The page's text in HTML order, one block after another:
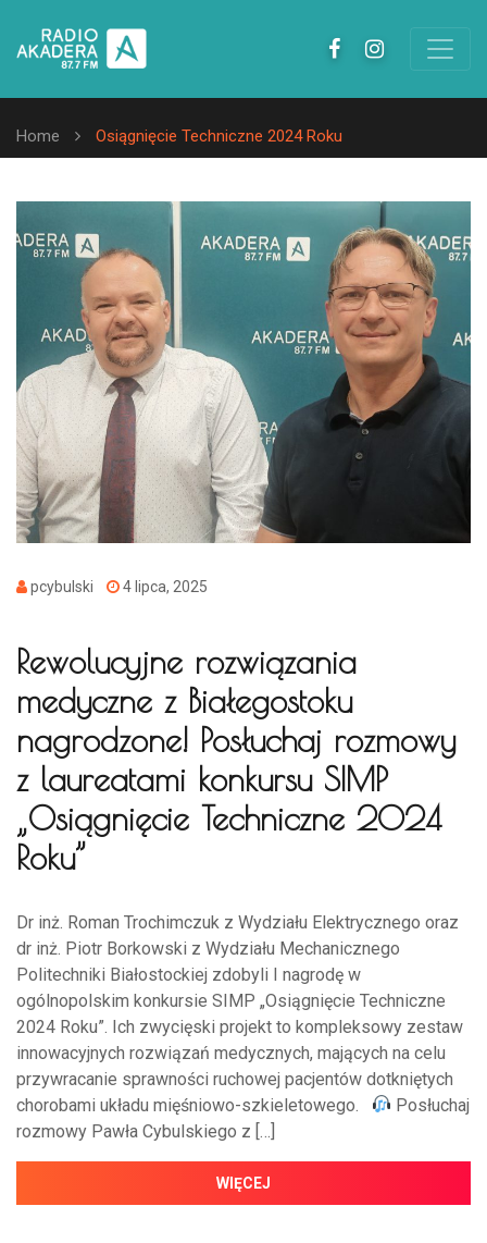
Home Osiągnięcie Techniczne 2024 Roku
pcybulski 4 lipca, 2025
Rewolucyjne rozwiązania
medyczne z Białegostoku
nagrodzone! Posłuchaj rozmowy
z laureatami konkursu SIMP
„Osiągnięcie Techniczne 2024
Roku”
Dr inż. Roman Trochimczuk z Wydziału Elektrycznego oraz
dr inż. Piotr Borkowski z Wydziału Mechanicznego
Politechniki Białostockiej zdobyli I nagrodę w
ogólnopolskim konkursie SIMP „Osiągnięcie Techniczne
2024 Roku”. Ich zwycięski projekt to kompleksowy zestaw
innowacyjnych rozwiązań medycznych, mających na celu
przywracanie sprawności ruchowej pacjentów dotkniętych
chorobami układu mięśniowo-szkieletowego.
Posłuchaj
rozmowy Pawła Cybulskiego z […]
WIĘCEJ